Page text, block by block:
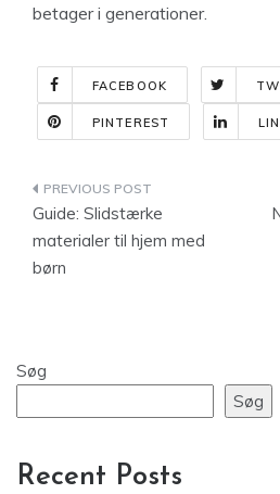
betager i generationer.
FACEBOOK
PINTEREST
Indlægsnavigation
Guide: Slidstærke
materialer til hjem med
børn
Søg
Søg
Recent Posts